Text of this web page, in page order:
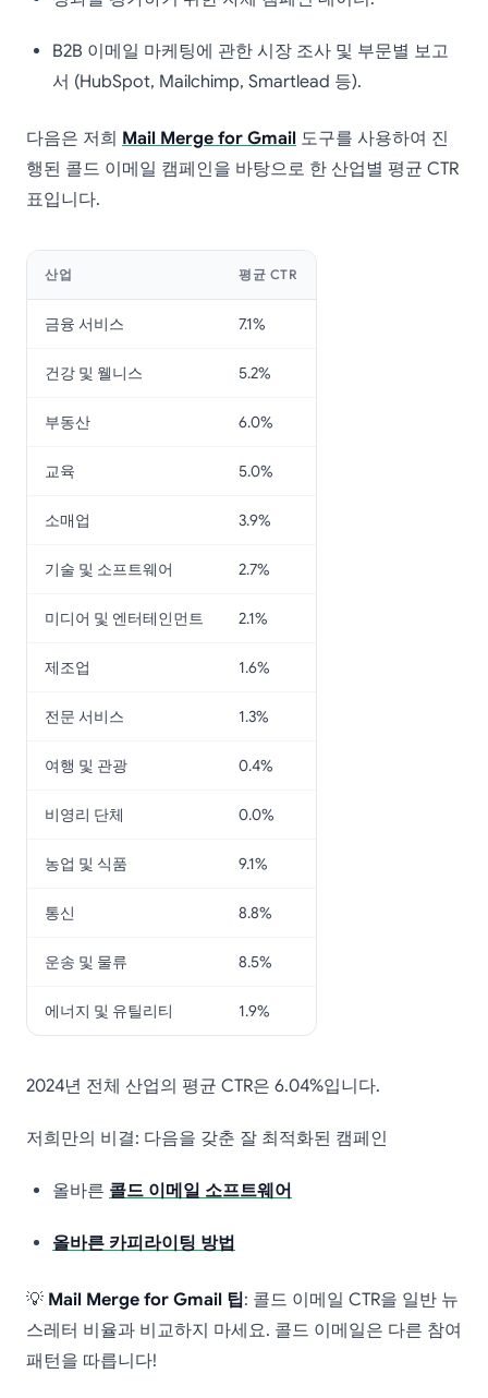
B2B 이메일 마케팅에 관한 시장 조사 및 부문별 보고
서 (HubSpot, Mailchimp, Smartlead 등).
다음은 저희 Mail Merge for Gmail 도구를 사용하여 진
행된 콜드 이메일 캠페인을 바탕으로 한 산업별 평균 CTR
표입니다.
산업 평균 CTR
금융 서비스 7.1%
건강 및 웰니스 5.2%
부동산 6.0%
교육 5.0%
소매업 3.9%
기술 및 소프트웨어 2.7%
미디어 및 엔터테인먼트 2.1%
제조업 1.6%
전문 서비스 1.3%
여행 및 관광 0.4%
비영리 단체 0.0%
농업 및 식품 9.1%
통신 8.8%
운송 및 물류 8.5%
에너지 및 유틸리티 1.9%
2024년 전체 산업의 평균 CTR은 6.04%입니다.
저희만의 비결: 다음을 갖춘 잘 최적화된 캠페인
올바른 콜드 이메일 소프트웨어
올바른 카피라이팅 방법
💡 Mail Merge for Gmail 팁: 콜드 이메일 CTR을 일반 뉴
스레터 비율과 비교하지 마세요. 콜드 이메일은 다른 참여
패턴을 따릅니다!